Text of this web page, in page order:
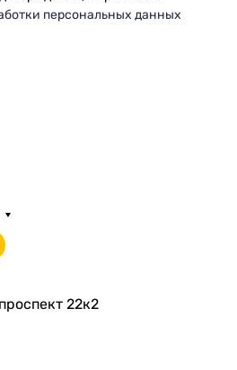
персональных данных
22к2